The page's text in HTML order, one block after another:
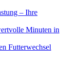
– Ihre
Minuten in
Futterwechsel